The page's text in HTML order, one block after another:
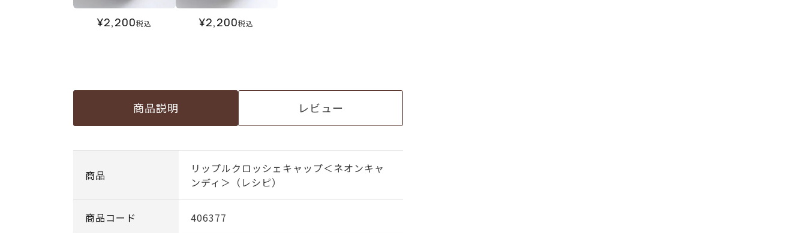
¥2,200税込 ¥2,200税込
商品説明 レビュー
商品
リップルクロッシェキャップ＜ネオンキャ
ンディ＞（レシピ）
商品コード 406377